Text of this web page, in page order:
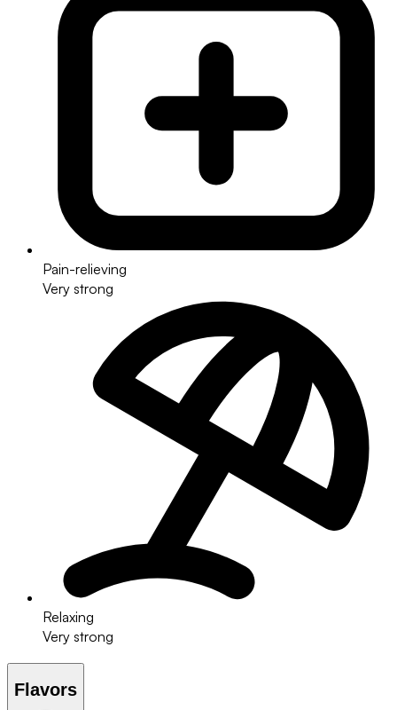
Pain-relieving
Very strong
Relaxing
Very strong
Flavors